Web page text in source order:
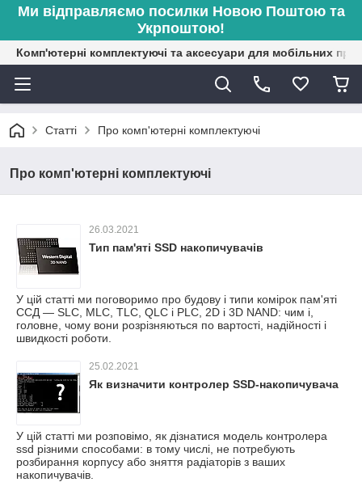
Ми відправляємо посилки Новою Поштою та
Укрпоштою!
Комп'ютерні комплектуючі та аксесуари для мобільних
Статті Про комп'ютерні комплектуючі
Про комп'ютерні комплектуючі
26.03.2021
Тип пам'яті SSD накопичувачів
У цій статті ми поговоримо про будову і типи комірок пам'яті
ССД — SLC, MLC, TLC, QLC і PLC, 2D і 3D NAND: чим і,
головне, чому вони розрізняються по вартості, надійності і
швидкості роботи.
25.02.2021
Як визначити контролер SSD-накопичувача
У цій статті ми розповімо, як дізнатися модель контролера
ssd різними способами: в тому числі, не потребують
розбирання корпусу або зняття радіаторів з ваших
накопичувачів.